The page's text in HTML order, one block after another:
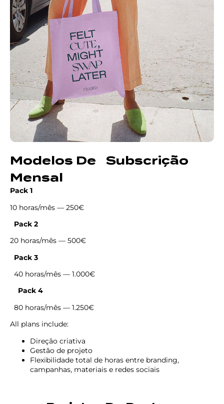
Modelos De Subscrição
Mensal
Pack 1
10 horas/mês — 250€
Pack 2
20 horas/mês — 500€
Pack 3
40 horas/mês — 1.000€
Pack 4
80 horas/mês — 1.250€
All plans include:
Direção criativa
Gestão de projeto
Flexibilidade total de horas entre branding,
campanhas, materiais e redes sociais